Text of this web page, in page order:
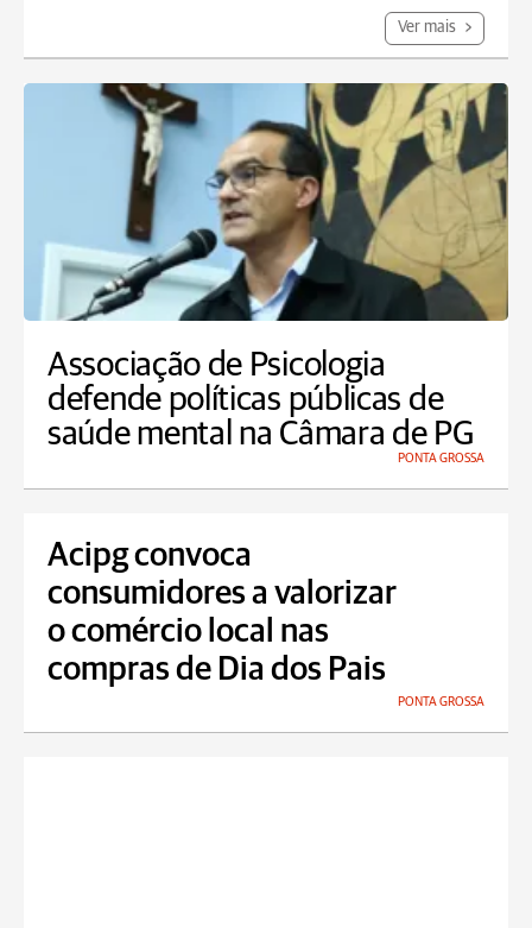
Ver mais
Associação de Psicologia
defende políticas públicas de
saúde mental na Câmara de PG
PONTA GROSSA
Acipg convoca
consumidores a valorizar
o comércio local nas
compras de Dia dos Pais
PONTA GROSSA